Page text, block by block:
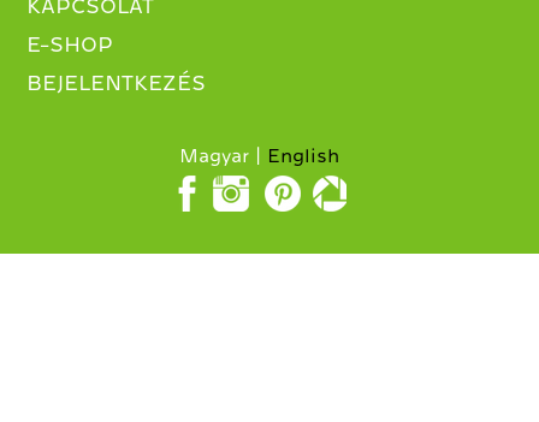
KAPCSOLAT
E-SHOP
BEJELENTKEZÉS
Magyar English